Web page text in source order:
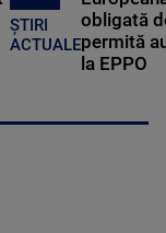
ȘTIRI
ACTUALE
obligată
permită
la EPPO